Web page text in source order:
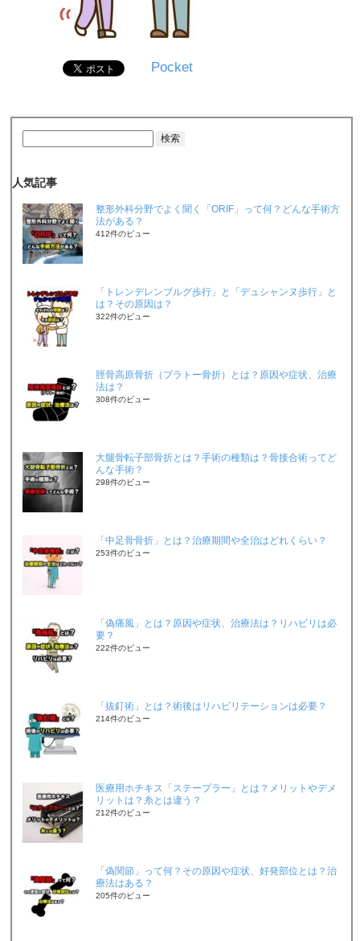
Pocket
人気記事
整形外科分野でよく聞く「ORIF」って何？どんな手術方
法がある？
412件のビュー
「トレンデレンブルグ歩行」と「デュシャンヌ歩行」と
は？その原因は？
322件のビュー
脛骨高原骨折（プラトー骨折）とは？原因や症状、治療
法は？
308件のビュー
大腿骨転子部骨折とは？手術の種類は？骨接合術ってど
んな手術？
298件のビュー
「中足骨骨折」とは？治療期間や全治はどれくらい？
253件のビュー
「偽痛風」とは？原因や症状、治療法は？リハビリは必
要？
222件のビュー
「抜釘術」とは？術後はリハビリテーションは必要？
214件のビュー
医療用ホチキス「ステープラー」とは？メリットやデメ
リットは？糸とは違う？
212件のビュー
「偽関節」って何？その原因や症状、好発部位とは？治
療法はある？
205件のビュー